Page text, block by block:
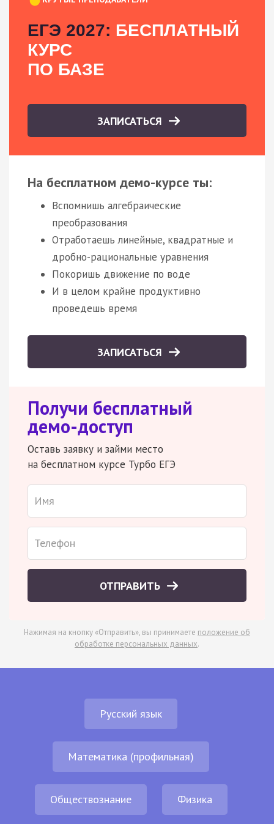
ЕГЭ 2027: БЕСПЛАТНЫЙ
КУРС
ПО БАЗЕ
ЗАПИСАТЬСЯ
На бесплатном демо-курсе ты:
Вспомнишь алгебраические
преобразования
Отработаешь линейные, квадратные и
дробно-рациональные уравнения
Покоришь движение по воде
И в целом крайне продуктивно
проведешь время
ЗАПИСАТЬСЯ
Получи бесплатный
демо-доступ
Оставь заявку и займи место
на бесплатном курсе Турбо ЕГЭ
ОТПРАВИТЬ
Нажимая на кнопку «Отправить», вы принимаете положение об
обработке персональных данных.
Русский язык
Математика (профильная)
Обществознание Физика